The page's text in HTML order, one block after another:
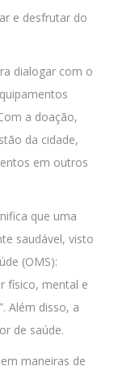
e desfrutar do
dialogar com o
a doação,
da cidade,
em outros
que uma
saudável, visto
(OMS):
físico, mental e
Além disso, a
de saúde.
maneiras de